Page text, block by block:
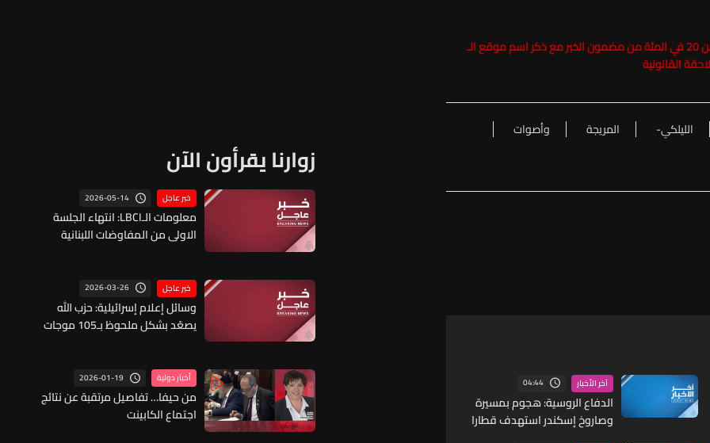
حفاظاً على حقوق الملكية الفكرية يرجى عدم نسخ ما يزيد عن 20 في المئة من مضمون الخبر مع ذكر اسم موقع الـ
الليلكي- المريجة
وأصوات
آخر الأخبار 04:44
الدفاع الروسية: هجوم بمسيرة
وصاروخ إسكندر استهدف قطارا
زوارنا يقرأون الآن
خبر عاجل 2026-05-14
معلومات الـLBCI: انتهاء الجلسة
الاولى من المفاوضات اللبنانية
خبر عاجل 2026-03-26
وسائل إعلام إسرائيلية: حزب الله
يصعّد بشكل ملحوظ بـ105 موجات
أخبار دولية 2026-01-19
من حيفا… تفاصيل مرتقبة عن نتائج
اجتماع الكابينت